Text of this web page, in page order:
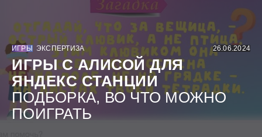
ИГРЫ ЭКСПЕРТИЗА 26.06.2024
ИГРЫ С АЛИСОЙ ДЛЯ
ЯНДЕКС СТАНЦИИ
ПОДБОРКА, ВО ЧТО МОЖНО
ПОИГРАТЬ